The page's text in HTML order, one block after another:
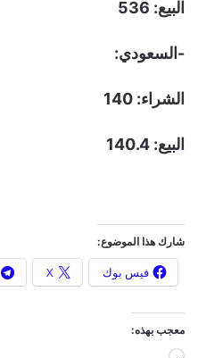
البيع: 536
-السعودي:
الشراء: 140
البيع: 140.4
شارك هذا الموضوع:
فيس بوك X
معجب بهذه: